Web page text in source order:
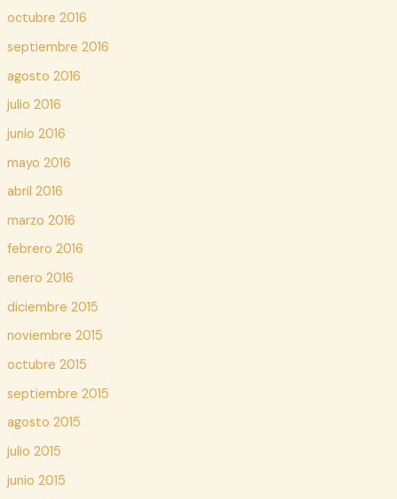
octubre 2016
septiembre 2016
agosto 2016
julio 2016
junio 2016
mayo 2016
abril 2016
marzo 2016
febrero 2016
enero 2016
diciembre 2015
noviembre 2015
octubre 2015
septiembre 2015
agosto 2015
julio 2015
junio 2015